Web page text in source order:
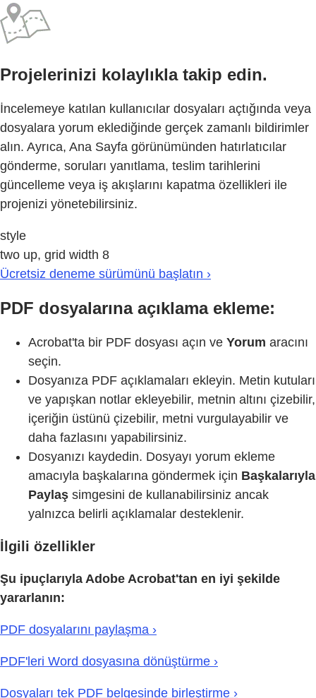
Projelerinizi kolaylıkla takip edin.
İncelemeye katılan kullanıcılar dosyaları açtığında veya
dosyalara yorum eklediğinde gerçek zamanlı bildirimler
alın. Ayrıca, Ana Sayfa görünümünden hatırlatıcılar
gönderme, soruları yanıtlama, teslim tarihlerini
güncelleme veya iş akışlarını kapatma özellikleri ile
projenizi yönetebilirsiniz.
style
two up, grid width 8
Ücretsiz deneme sürümünü başlatın ›
PDF dosyalarına açıklama ekleme:
Acrobat'ta bir PDF dosyası açın ve Yorum aracını
seçin.
Dosyanıza PDF açıklamaları ekleyin. Metin kutuları
ve yapışkan notlar ekleyebilir, metnin altını çizebilir,
içeriğin üstünü çizebilir, metni vurgulayabilir ve
daha fazlasını yapabilirsiniz.
Dosyanızı kaydedin. Dosyayı yorum ekleme
amacıyla başkalarına göndermek için Başkalarıyla
Paylaş simgesini de kullanabilirsiniz ancak
yalnızca belirli açıklamalar desteklenir.
İlgili özellikler
Şu ipuçlarıyla Adobe Acrobat'tan en iyi şekilde
yararlanın:
PDF dosyalarını paylaşma ›
PDF'leri Word dosyasına dönüştürme ›
Dosyaları tek PDF belgesinde birleştirme ›